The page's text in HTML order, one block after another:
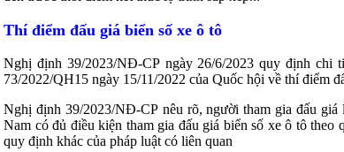
Thí điểm đấu giá biển số xe ô tô
Nghị định 39/2023/NĐ-CP ngày 26/6/2023 quy định chi
73/2022/QH15 ngày 15/11/2022 của Quốc hội về thí điểm
Nghị định 39/2023/NĐ-CP nêu rõ, người tham gia đấu giá
Nam có đủ điều kiện tham gia đấu giá biển số xe ô tô theo
quy định khác của pháp luật có liên quan